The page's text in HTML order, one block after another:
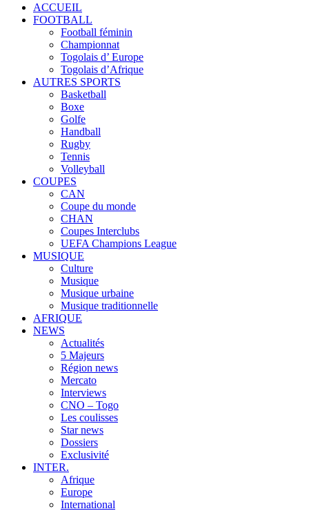
ACCUEIL
FOOTBALL
Football féminin
Championnat
Togolais d’ Europe
Togolais d’Afrique
AUTRES SPORTS
Basketball
Boxe
Golfe
Handball
Rugby
Tennis
Volleyball
COUPES
CAN
Coupe du monde
CHAN
Coupes Interclubs
UEFA Champions League
MUSIQUE
Culture
Musique
Musique urbaine
Musique traditionnelle
AFRIQUE
NEWS
Actualités
5 Majeurs
Région news
Mercato
Interviews
CNO – Togo
Les coulisses
Star news
Dossiers
Exclusivité
INTER.
Afrique
Europe
International